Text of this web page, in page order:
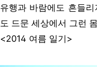
유행과 바람에도 흔들
도 드문 세상에서 그런
<2014 여름 일기>